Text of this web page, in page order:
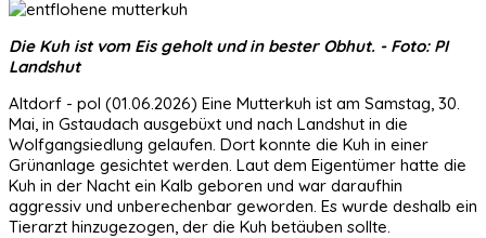
Die Kuh ist vom Eis geholt und in bester Obhut. - Foto: PI
Landshut
Altdorf - pol (01.06.2026) Eine Mutterkuh ist am Samstag, 30.
Mai, in Gstaudach ausgebüxt und nach Landshut in die
Wolfgangsiedlung gelaufen. Dort konnte die Kuh in einer
Grünanlage gesichtet werden. Laut dem Eigentümer hatte die
Kuh in der Nacht ein Kalb geboren und war daraufhin
aggressiv und unberechenbar geworden. Es wurde deshalb ein
Tierarzt hinzugezogen, der die Kuh betäuben sollte.